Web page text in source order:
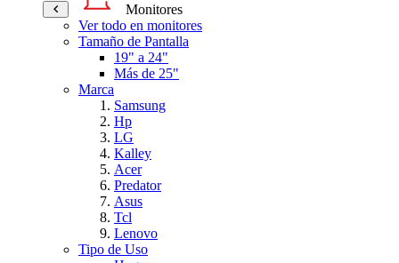
Monitores
Ver todo en monitores
Tamaño de Pantalla
19" a 24"
Más de 25"
Marca
Samsung
Hp
LG
Kalley
Acer
Predator
Asus
Tcl
Lenovo
Tipo de Uso